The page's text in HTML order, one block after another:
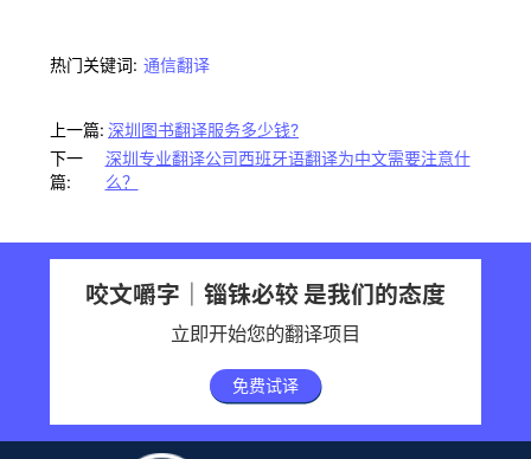
热门关键词: 通信翻译
上一篇: 深圳图书翻译服务多少钱?
下一
篇:
深圳专业翻译公司西班牙语翻译为中文需要注意什
么？
咬文嚼字｜锱铢必较 是我们的态度
立即开始您的翻译项目
免费试译